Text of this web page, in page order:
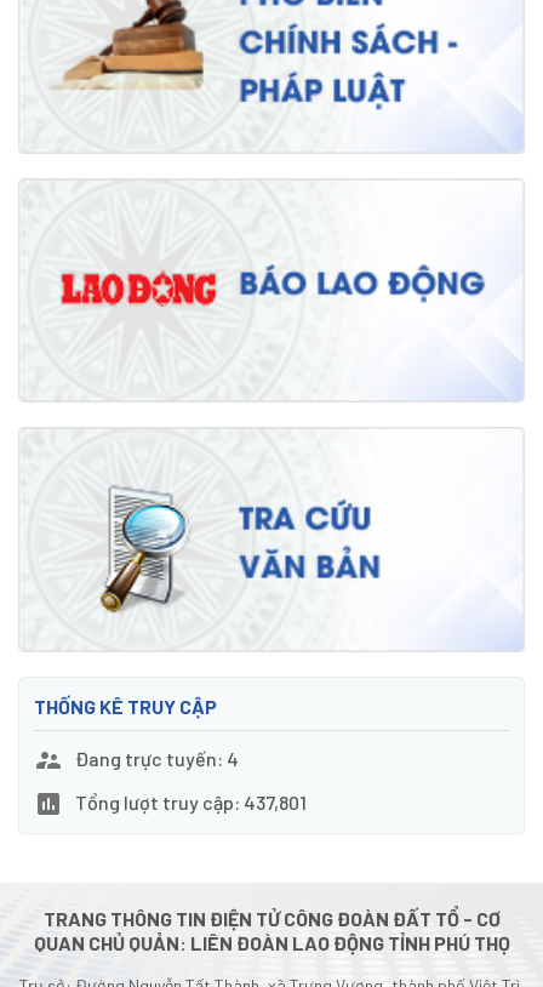
THỐNG KÊ TRUY CẬP
Đang trực tuyến: 4
Tổng lượt truy cập: 437,801
TRANG THÔNG TIN ĐIỆN TỬ CÔNG ĐOÀN ĐẤT TỔ - CƠ
QUAN CHỦ QUẢN: LIÊN ĐOÀN LAO ĐỘNG TỈNH PHÚ THỌ